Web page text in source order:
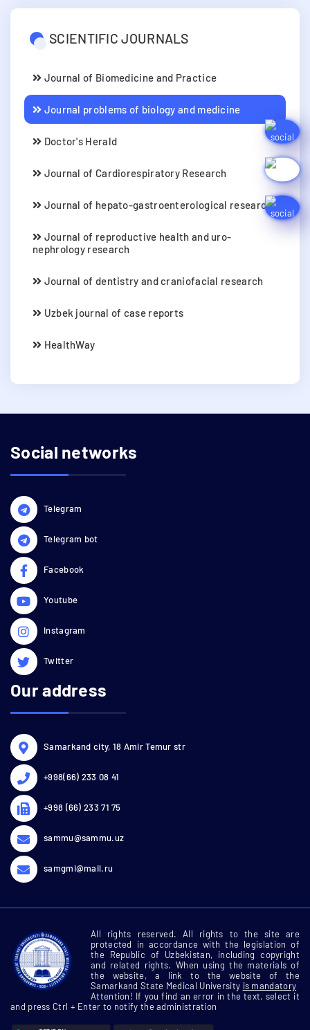
SCIENTIFIC JOURNALS
Journal of Biomedicine and Practice
Journal problems of biology and medicine
Doctor's Herald
Journal of Cardiorespiratory Research
Journal of hepato-gastroenterological research
Journal of reproductive health and uro-
nephrology research
Journal of dentistry and craniofacial research
Uzbek journal of case reports
HealthWay
Social networks
Telegram
Telegram bot
Facebook
Youtube
Instagram
Twitter
Our address
Samarkand city, 18 Amir Temur str
+998(66) 233 08 41
+998 (66) 233 71 75
sammu@sammu.uz
samgmi@mail.ru
All rights reserved. All rights to the site are
protected in accordance with the legislation of
the Republic of Uzbekistan, including copyright
and related rights. When using the materials of
the website, a link to the website of the
Samarkand State Medical University is mandatory
Attention! If you find an error in the text, select it
and press Ctrl + Enter to notify the administration